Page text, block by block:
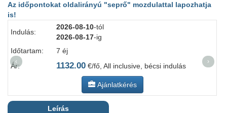
Az időpontokat oldalirányú "seprő" mozdulattal lapozhatja
is!
Indulás:
2026-08-10-tól
2026-08-17-ig
Időtartam:
7 éj
Ár:
1132.00 €/fő, All inclusive, bécsi indulás
Ajánlatkérés
‹ ›
Leírás